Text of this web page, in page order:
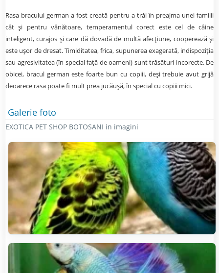
Rasa bracului german a fost creată pentru a trăi în preajma unei familii
cât și pentru vânătoare, temperamentul corect este cel de câine
inteligent, curajos și care dă dovadă de multă afecțiune, cooperează și
este ușor de dresat. Timiditatea, frica, supunerea exagerată, indispoziția
sau agresivitatea (în special față de oameni) sunt trăsături incorecte. De
obicei, bracul german este foarte bun cu copiii, deși trebuie avut grijă
deoarece rasa poate fi mult prea jucăușă, în special cu copiii mici.
Galerie foto
EXOTICA PET SHOP BOTOSANI in imagini